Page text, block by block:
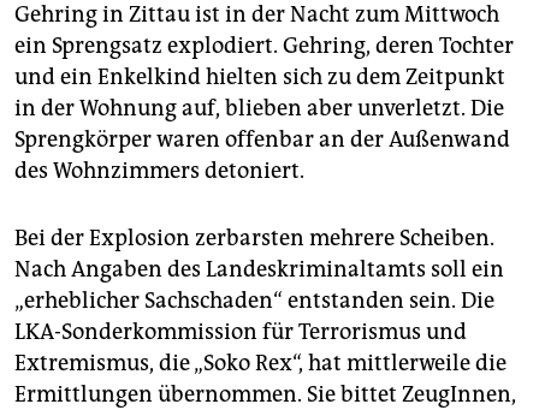
abo
genossenschaft
epaper login
Gehring in Zittau ist in der Nacht zum Mittwoch
ein Sprengsatz explodiert. Gehring, deren Tochter
und ein Enkelkind hielten sich zu dem Zeitpunkt
in der Wohnung auf, blieben aber unverletzt. Die
Sprengkörper waren offenbar an der Außenwand
des Wohnzimmers detoniert.
Bei der Explosion zerbarsten mehrere Scheiben.
Nach Angaben des Landeskriminaltamts soll ein
„erheblicher Sachschaden“ entstanden sein. Die
LKA-Sonderkommission für Terrorismus und
Extremismus, die „Soko Rex“, hat mittlerweile die
Ermittlungen übernommen. Sie bittet ZeugInnen,